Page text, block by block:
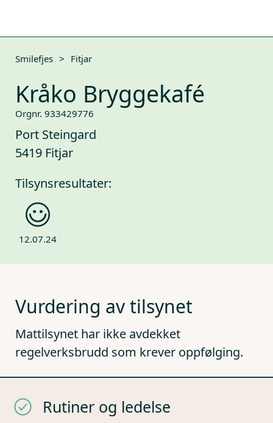
Smilefjes > Fitjar
Kråko Bryggekafé
Orgnr. 933429776
Port Steingard
5419 Fitjar
Tilsynsresultater:
12.07.24
Vurdering av tilsynet
Mattilsynet har ikke avdekket
regelverksbrudd som krever oppfølging.
Rutiner og ledelse